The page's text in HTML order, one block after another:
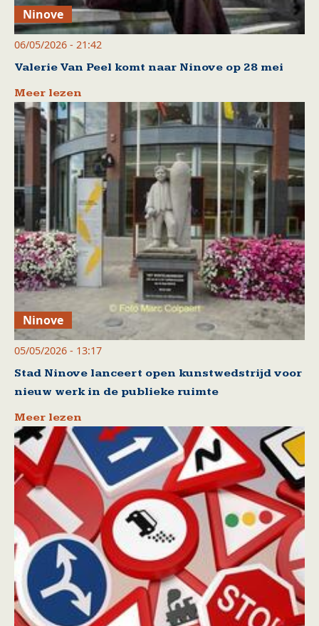
Ninove
06/05/2026 - 21:42
Valerie Van Peel komt naar Ninove op 28 mei
Meer lezen
Ninove
05/05/2026 - 13:17
Stad Ninove lanceert open kunstwedstrijd voor
nieuw werk in de publieke ruimte
Meer lezen